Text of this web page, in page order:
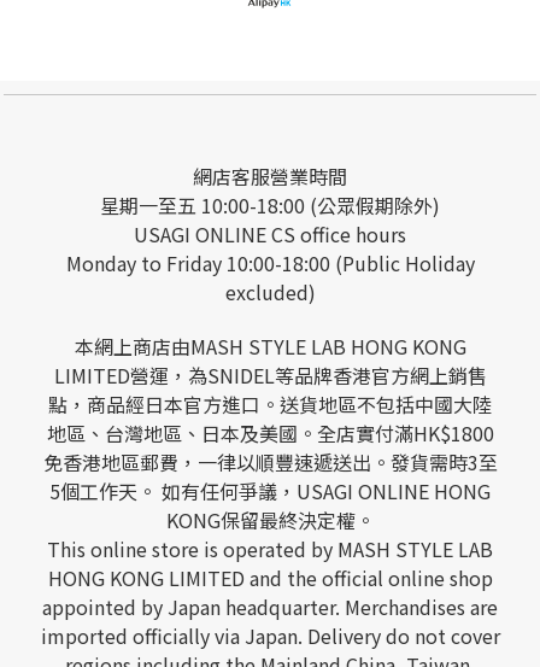
網店客服營業時間
星期一至五 10:00-18:00 (公眾假期除外)
USAGI ONLINE CS office hours
Monday to Friday 10:00-18:00 (Public Holiday
excluded)
本網上商店由MASH STYLE LAB HONG KONG
LIMITED營運，為SNIDEL等品牌香港官方網上銷售
點，商品經日本官方進口。送貨地區不包括中國大陸
地區、台灣地區、日本及美國。全店實付滿HK$1800
免香港地區郵費，一律以順豐速遞送出。發貨需時3至
5個工作天。 如有任何爭議，USAGI ONLINE HONG
KONG保留最終決定權。
This online store is operated by MASH STYLE LAB
HONG KONG LIMITED and the official online shop
appointed by Japan headquarter. Merchandises are
imported officially via Japan. Delivery do not cover